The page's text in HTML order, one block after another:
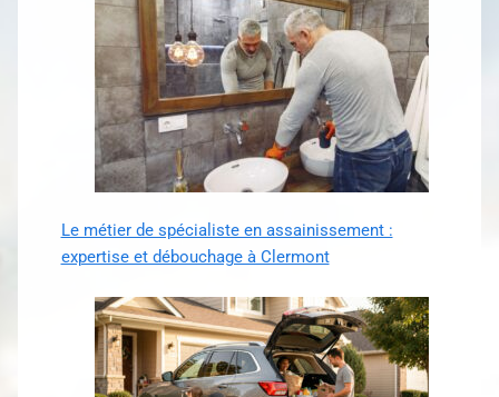
Le métier de spécialiste en assainissement :
expertise et débouchage à Clermont